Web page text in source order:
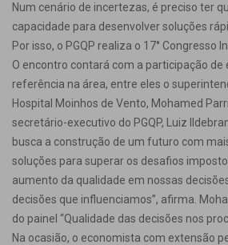
Num cenário de incertezas, é preciso ter
capacidade para desenvolver soluções
Por isso, o PGQP realiza o 17° Congresso
O encontro contará com a participação de
referência na área, entre eles o
Hospital Moinhos de Vento, Mohamed
secretário-executivo do PGQP, Luiz
busca a construção de um futuro com
soluções para superar os desafios
aumento da qualidade em nossas
decisões que influenciamos”, afirma.
do painel “Qualidade das decisões nos
Na ocasião, o economista com extensão